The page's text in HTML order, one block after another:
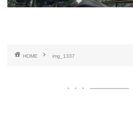
HOME img_1337